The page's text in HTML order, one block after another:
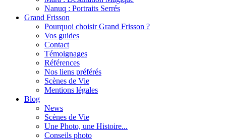
Nanuq : Portraits Serrés
Grand Frisson
Pourquoi choisir Grand Frisson ?
Vos guides
Contact
Témoignages
Références
Nos liens préférés
Scènes de Vie
Mentions légales
Blog
News
Scènes de Vie
Une Photo, une Histoire...
Conseils photo